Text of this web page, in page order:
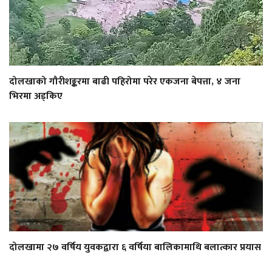
दोलखाको गौरीशङ्करमा बाढी पहिरोमा परेर एकजना बेपत्ता, ४ जना
भिरमा अड्किए
दोलखामा २७ वर्षिय युवकद्वारा ६ वर्षिया बालिकामाथि बलात्कार प्रयास